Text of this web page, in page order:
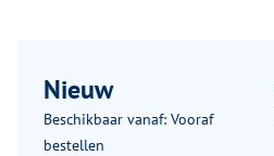
Nieuw
Beschikbaar vanaf: Vooraf
bestellen